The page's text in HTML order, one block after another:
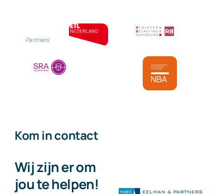
Partners
Kom in contact
Wij zijn er om
jou te helpen!